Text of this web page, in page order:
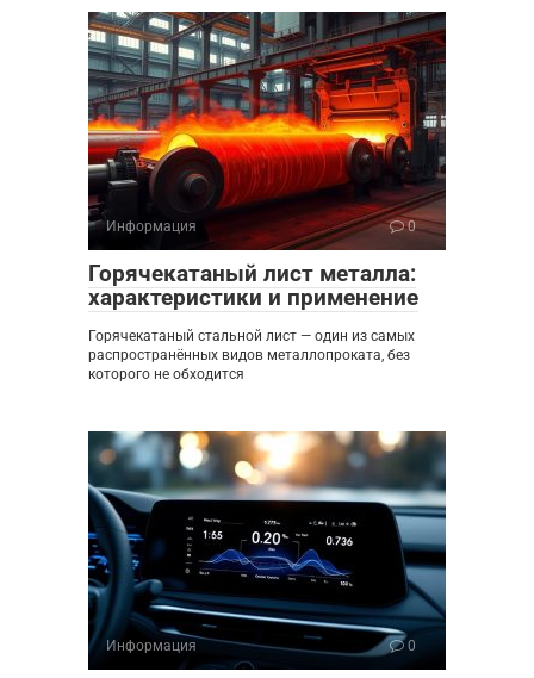
Информация 0
Горячекатаный лист металла:
характеристики и применение
Горячекатаный стальной лист — один из самых
распространённых видов металлопроката, без
которого не обходится
Информация 0